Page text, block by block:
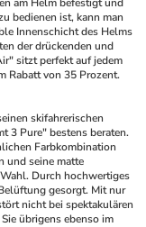
bedienen ist, kann man
Innenschicht des Helms
der drückenden und
sitzt perfekt auf jedem
Rabatt von 35 Prozent.
skifahrerischen
3 Pure" bestens beraten.
Farbkombination
und seine matte
Durch hochwertiges
gesorgt. Mit nur
nicht bei spektakulären
übrigens ebenso im